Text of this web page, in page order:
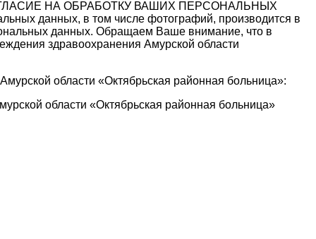
НА ОБРАБОТКУ ВАШИХ ПЕРСОНАЛЬНЫХ
данных, в том числе фотографий, производится в
данных. Обращаем Ваше внимание, что в
здравоохранения Амурской области
области «Октябрьская районная больница»:
области «Октябрьская районная больница»